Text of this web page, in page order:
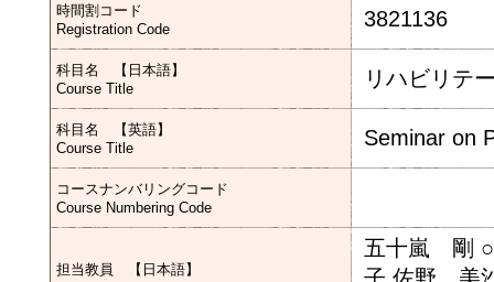
時間割コード
Registration Code
3821136
科目名 【日本語】
Course Title
リハビリテ
科目名 【英語】
Course Title
Seminar on
コースナンバリングコード
Course Numbering Code
担当教員 【日本語】
五十嵐 剛